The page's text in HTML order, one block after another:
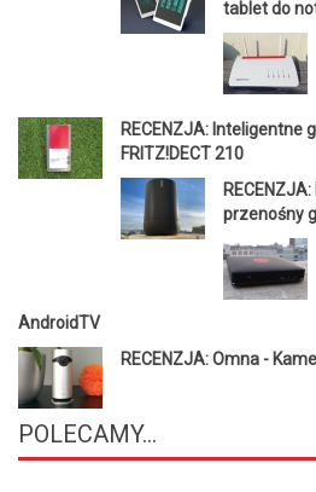
tablet do
RECENZJA: Inteligentne
FRITZ!DECT 210
przenośny
AndroidTV
RECENZJA: Omna -
POLECAMY...